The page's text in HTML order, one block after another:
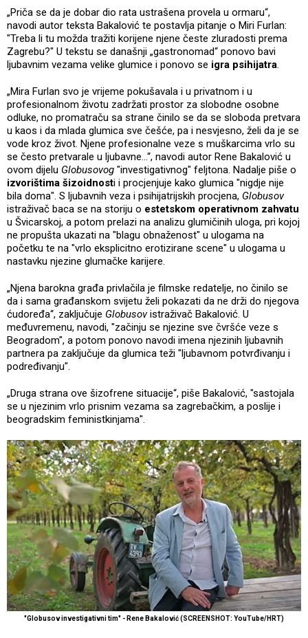
„Priča se da je dobar dio rata ustrašena provela u ormaru“,
navodi autor teksta Bakalović te postavlja pitanje o Miri Furlan:
"Treba li tu možda tražiti korijene njene česte zluradosti prema
Zagrebu?" U tekstu se današnji „gastronomad“ ponovo bavi
ljubavnim vezama velike glumice i ponovo se igra psihijatra.
„Mira Furlan svo je vrijeme pokušavala i u privatnom i u
profesionalnom životu zadržati prostor za slobodne osobne
odluke, no promatraču sa strane činilo se da se sloboda pretvara
u kaos i da mlada glumica sve češće, pa i nesvjesno, želi da je se
vode kroz život. Njene profesionalne veze s muškarcima vrlo su
se često pretvarale u ljubavne...“, navodi autor Rene Bakalović u
ovom dijelu Globusovog "investigativnog" feljtona. Nadalje piše o
izvorištima šizoidnosti i procjenjuje kako glumica "nigdje nije
bila doma". S ljubavnih veza i psihijatrijskih procjena, Globusov
istraživač baca se na storiju o estetskom operativnom zahvatu
u Švicarskoj, a potom prelazi na analizu glumičinih uloga, pri kojoj
ne propušta ukazati na "blagu obnaženost" u ulogama na
početku te na "vrlo eksplicitno erotizirane scene" u ulogama u
nastavku njezine glumačke karijere.
„Njena barokna građa privlačila je filmske redatelje, no činilo se
da i sama građanskom svijetu želi pokazati da ne drži do njegova
ćudoređa“, zaključuje Globusovistraživač Bakalović. U
međuvremenu, navodi, "začinju se njezine sve čvršće veze s
Beogradom", a potom ponovo navodi imena njezinih ljubavnih
partnera pa zaključuje da glumica teži "ljubavnom potvrđivanju i
podređivanju".
„Druga strana ove šizofrene situacije“, piše Bakalović, "sastojala
se u njezinim vrlo prisnim vezama sa zagrebačkim, a poslije i
beogradskim feministkinjama".
"Globusov investigativni tim" - Rene Bakalović (SCREENSHOT: YouTube/HRT)